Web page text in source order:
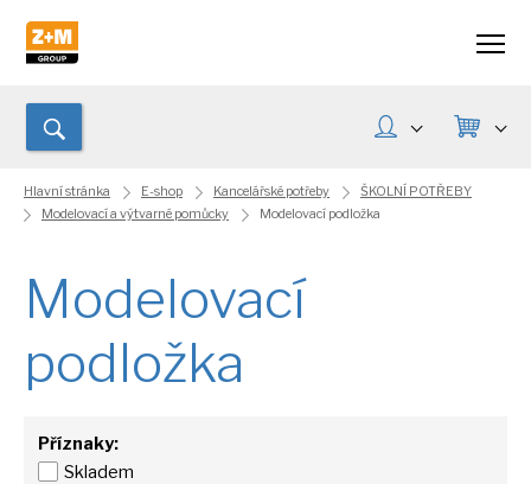
Hlavní stránka E-shop Kancelářské potřeby
ŠKOLNÍ POTŘEBY
Modelovací a výtvarné pomůcky
Modelovací podložka
Modelovací
podložka
Příznaky:
Skladem